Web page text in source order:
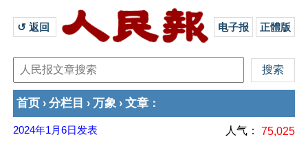
↺ 返回 电子报 正體版
首页 › 分栏目 › 万象 › 文章 ：
2024年1月6日 发表 人气： 75,025